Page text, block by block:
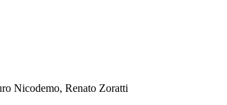
Nicodemo, Renato Zoratti